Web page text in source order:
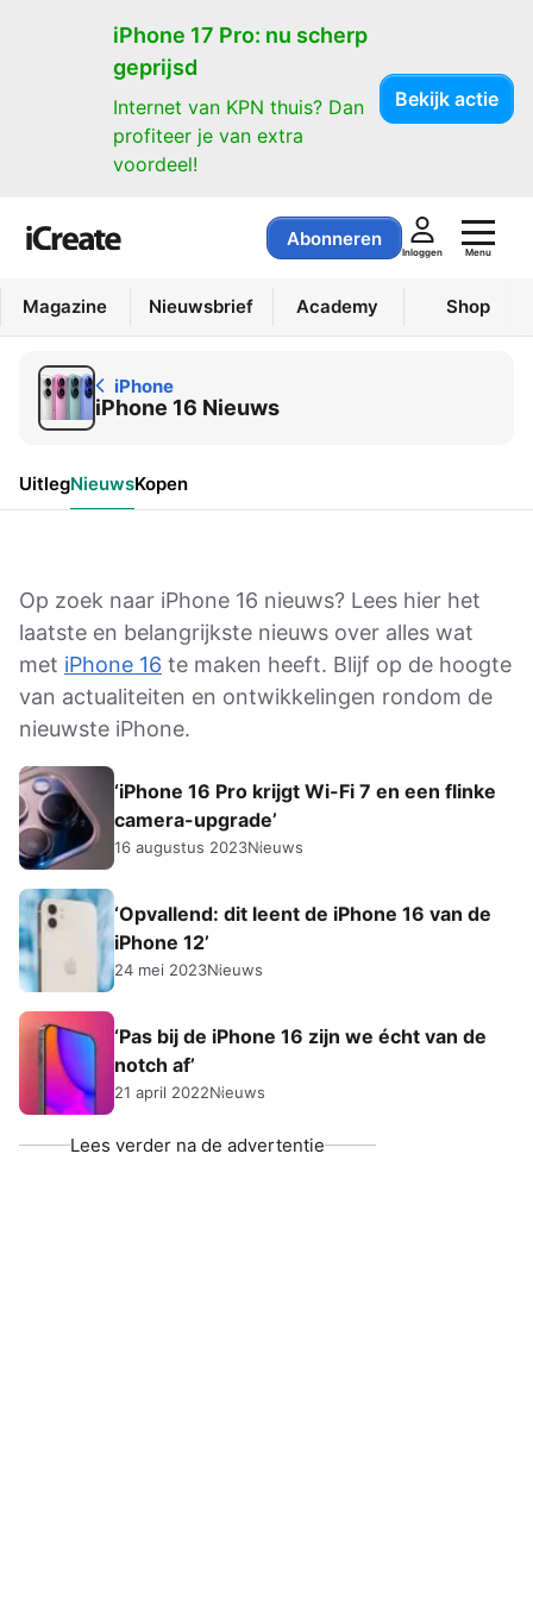
iPhone 17 Pro: nu scherp
geprijsd
Internet van KPN thuis? Dan
profiteer je van extra
voordeel!
Bekijk actie
Abonneren
Inloggen Menu
Magazine Nieuwsbrief Academy Shop
iPhone
iPhone 16 Nieuws
UitlegNieuwsKopen
Op zoek naar iPhone 16 nieuws? Lees hier het
laatste en belangrijkste nieuws over alles wat
met iPhone 16 te maken heeft. Blijf op de hoogte
van actualiteiten en ontwikkelingen rondom de
nieuwste iPhone.
‘iPhone 16 Pro krijgt Wi-Fi 7 en een flinke
camera-upgrade’
16 augustus 2023Nieuws
‘Opvallend: dit leent de iPhone 16 van de
iPhone 12’
24 mei 2023Nieuws
‘Pas bij de iPhone 16 zijn we écht van de
notch af’
21 april 2022Nieuws
Lees verder na de advertentie